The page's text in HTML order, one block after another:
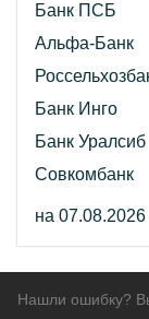
Банк ПСБ
Альфа-Банк
Банк Инго
Банк Уралсиб
Совкомбанк
на 07.08.2026
Нашли ошибку?